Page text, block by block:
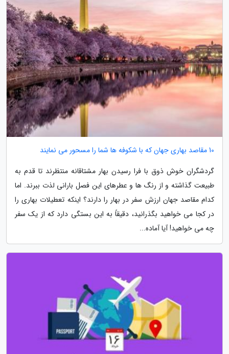
10 مقاصد بهاری جهان که با شکوفه ها شما را مسحور می نمایند
گردشگران خوش ذوق با فرا رسیدن بهار مشتاقانه منتظرند تا قدم به
طبیعت گذاشته و از رنگ ها و عطرهای این فصل بارانی لذت ببرند. اما
کدام مقاصد جهان ارزش سفر در بهار را دارند؟ اینکه تعطیلات بهاری را
در کجا می خواهید بگذرانید، دقیقاً به این بستگی دارد که از یک سفر
چه می خواهید! آیا آماده...